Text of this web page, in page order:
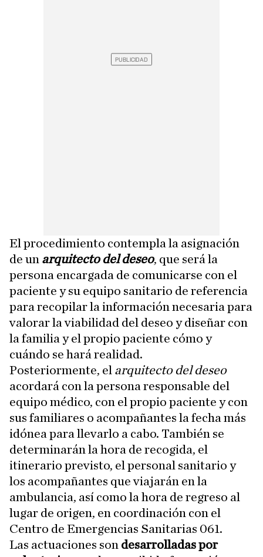
El procedimiento contempla la asignación
de un arquitecto del deseo, que será la
persona encargada de comunicarse con el
paciente y su equipo sanitario de referencia
para recopilar la información necesaria para
valorar la viabilidad del deseo y diseñar con
la familia y el propio paciente cómo y
cuándo se hará realidad.
Posteriormente, el arquitecto del deseo
acordará con la persona responsable del
equipo médico, con el propio paciente y con
sus familiares o acompañantes la fecha más
idónea para llevarlo a cabo. También se
determinarán la hora de recogida, el
itinerario previsto, el personal sanitario y
los acompañantes que viajarán en la
ambulancia, así como la hora de regreso al
lugar de origen, en coordinación con el
Centro de Emergencias Sanitarias 061.
Las actuaciones son desarrolladas por